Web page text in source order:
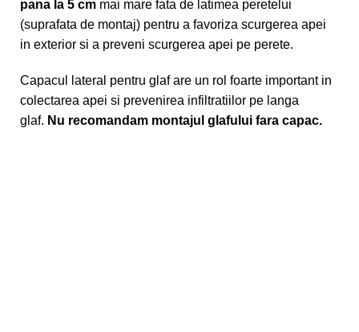
pana la 5 cm mai mare fata de latimea peretelui
(suprafata de montaj) pentru a favoriza scurgerea apei
in exterior si a preveni scurgerea apei pe perete.
Capacul lateral pentru glaf are un rol foarte important in
colectarea apei si prevenirea infiltratiilor pe langa
glaf. Nu recomandam montajul glafului fara capac.